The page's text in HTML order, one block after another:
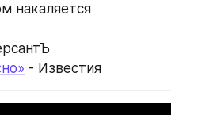
накаляется
- Известия